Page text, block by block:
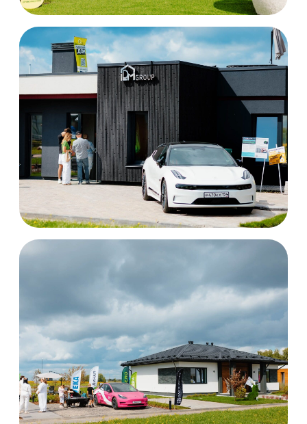
Руководитель проекта
Open Village Сибирь
Даниил
Маслобойников
Встречаемся
за городом!
Согласен справилами
пользовательского соглашения
Получить консультацию